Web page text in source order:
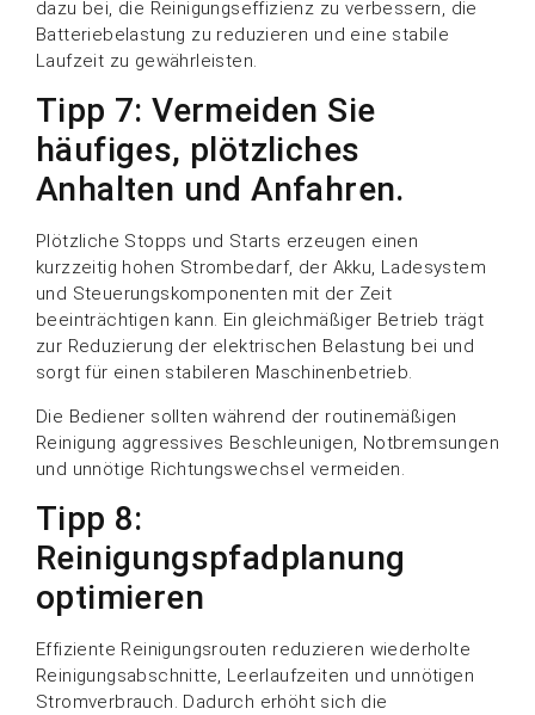
dazu bei, die Reinigungseffizienz zu verbessern, die
Batteriebelastung zu reduzieren und eine stabile
Laufzeit zu gewährleisten.
Tipp 7: Vermeiden Sie
häufiges, plötzliches
Anhalten und Anfahren.
Plötzliche Stopps und Starts erzeugen einen
kurzzeitig hohen Strombedarf, der Akku, Ladesystem
und Steuerungskomponenten mit der Zeit
beeinträchtigen kann. Ein gleichmäßiger Betrieb trägt
zur Reduzierung der elektrischen Belastung bei und
sorgt für einen stabileren Maschinenbetrieb.
Die Bediener sollten während der routinemäßigen
Reinigung aggressives Beschleunigen, Notbremsungen
und unnötige Richtungswechsel vermeiden.
Tipp 8:
Reinigungspfadplanung
optimieren
Effiziente Reinigungsrouten reduzieren wiederholte
Reinigungsabschnitte, Leerlaufzeiten und unnötigen
Stromverbrauch. Dadurch erhöht sich die